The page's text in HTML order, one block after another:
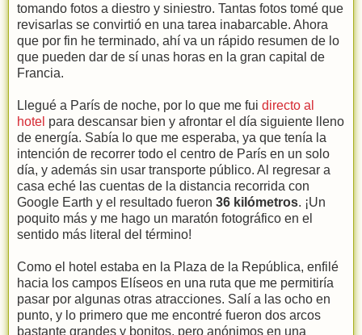
tomando fotos a diestro y siniestro. Tantas fotos tomé que
revisarlas se convirtió en una tarea inabarcable. Ahora
que por fin he terminado, ahí va un rápido resumen de lo
que pueden dar de sí unas horas en la gran capital de
Francia.
Llegué a París de noche, por lo que me fui directo al
hotel para descansar bien y afrontar el día siguiente lleno
de energía. Sabía lo que me esperaba, ya que tenía la
intención de recorrer todo el centro de París en un solo
día, y además sin usar transporte público. Al regresar a
casa eché las cuentas de la distancia recorrida con
Google Earth y el resultado fueron 36 kilómetros. ¡Un
poquito más y me hago un maratón fotográfico en el
sentido más literal del término!
Como el hotel estaba en la Plaza de la República, enfilé
hacia los campos Elíseos en una ruta que me permitiría
pasar por algunas otras atracciones. Salí a las ocho en
punto, y lo primero que me encontré fueron dos arcos
bastante grandes y bonitos, pero anónimos en una